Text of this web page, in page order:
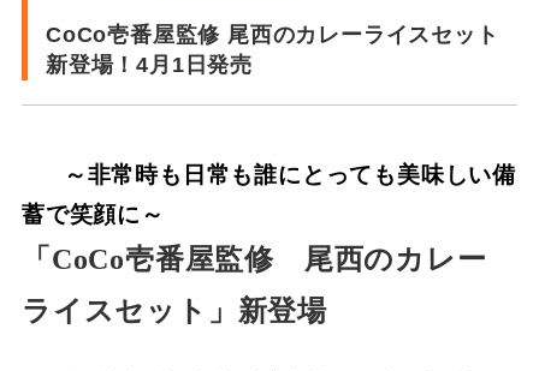
CoCo壱番屋監修 尾西のカレーライスセット
新登場！4月1日発売
～非常時も日常も誰にとっても美味しい備
蓄で笑顔に～
「CoCo壱番屋監修 尾西のカレー
ライスセット」新登場